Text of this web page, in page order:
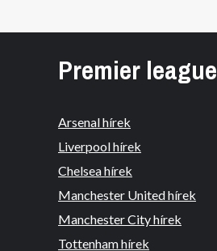
Premier league
Arsenal hírek
Liverpool hírek
Chelsea hírek
Manchester United hírek
Manchester City hírek
Tottenham hírek